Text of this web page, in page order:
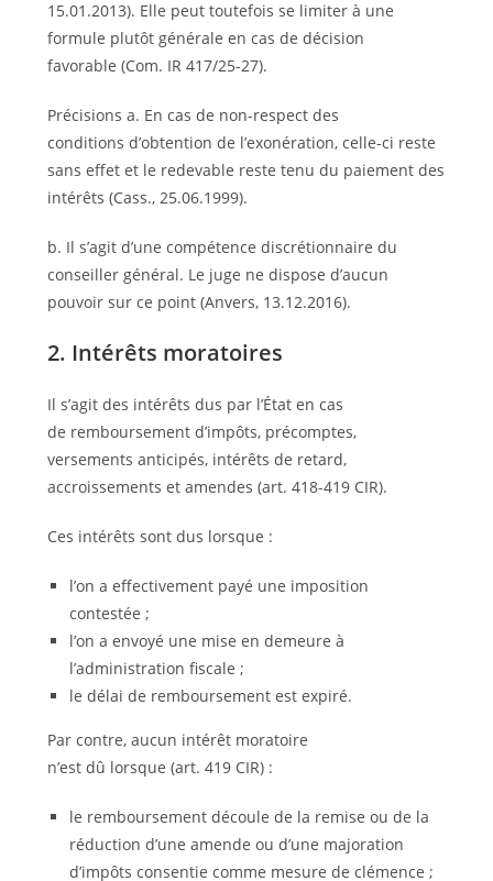
15.01.2013). Elle peut toutefois se limiter à une
formule plutôt générale en cas de décision
favorable (Com. IR 417/25-27).
Précisions a. En cas de non-respect des
conditions d’obtention de l’exonération, celle-ci reste
sans effet et le redevable reste tenu du paiement des
intérêts (Cass., 25.06.1999).
b. Il s’agit d’une compétence discrétionnaire du
conseiller général. Le juge ne dispose d’aucun
pouvoir sur ce point (Anvers, 13.12.2016).
2. Intérêts moratoires
Il s’agit des intérêts dus par l’État en cas
de remboursement d’impôts, précomptes,
versements anticipés, intérêts de retard,
accroissements et amendes (art. 418-419 CIR).
Ces intérêts sont dus lorsque :
l’on a effectivement payé une imposition
contestée ;
l’on a envoyé une mise en demeure à
l’administration fiscale ;
le délai de remboursement est expiré.
Par contre, aucun intérêt moratoire
n’est dû lorsque (art. 419 CIR) :
le remboursement découle de la remise ou de la
réduction d’une amende ou d’une majoration
d’impôts consentie comme mesure de clémence ;